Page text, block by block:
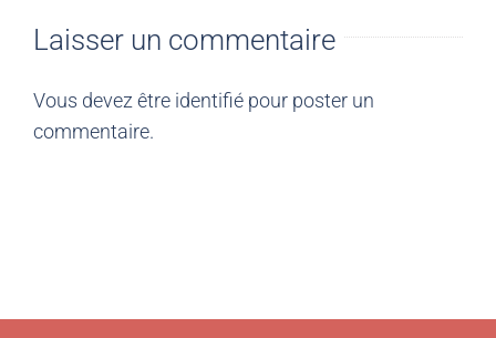
Laisser un commentaire
Vous devez être identifié pour poster un
commentaire.